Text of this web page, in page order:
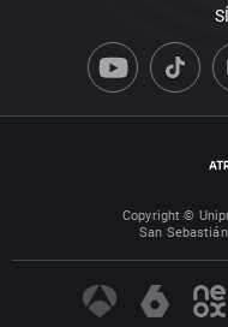
Copyright ©
San